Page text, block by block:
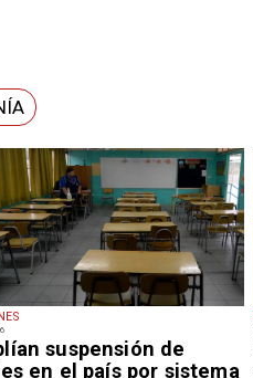
suspensión de
en el país por sistema